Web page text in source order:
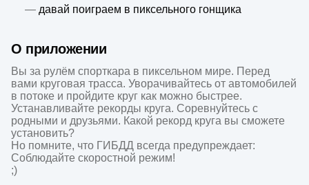
— давай поиграем в пиксельного гонщика
О приложении
Вы за рулём спорткара в пиксельном мире. Перед
вами круговая трасса. Уворачивайтесь от автомобилей
в потоке и пройдите круг как можно быстрее.
Устанавливайте рекорды круга. Соревнуйтесь с
родными и друзьями. Какой рекорд круга вы сможете
установить?
Но помните, что ГИБДД всегда предупреждает:
Соблюдайте скоростной режим!
;)